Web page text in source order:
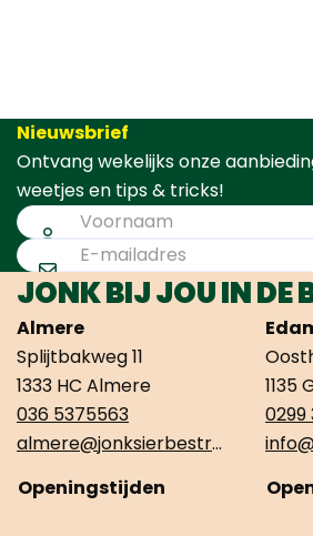
Nieuwsbrief
Ontvang wekelijks onze
weetjes en tips & tricks!
JONK BIJ JOU IN DE
Almere
Splijtbakweg 11
1333 HC Almere
036 5375563
almere@jonksierbestrating.nl
Openingstijden
1135
0299